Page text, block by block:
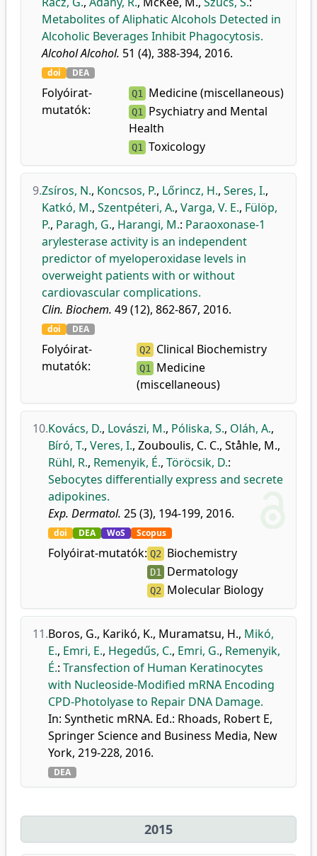
Metabolites of Aliphatic Alcohols Detected in
Alcoholic Beverages Inhibit Phagocytosis.
Alcohol Alcohol. 51 (4), 388-394, 2016.
doi DEA
Folyóirat-
mutatók:
Q1 Medicine (miscellaneous)
Q1
Psychiatry and Mental
Health
Q1 Toxicology
9.Zsíros, N., Koncsos, P., Lőrincz, H., Seres, I.,
Katkó, M., Szentpéteri, A., Varga, V. E., Fülöp,
P., Paragh, G., Harangi, M.: Paraoxonase-1
arylesterase activity is an independent
predictor of myeloperoxidase levels in
overweight patients with or without
cardiovascular complications.
Clin. Biochem. 49 (12), 862-867, 2016.
doi DEA
Folyóirat-
mutatók:
Q2 Clinical Biochemistry
Q1 Medicine
(miscellaneous)
10.Kovács, D., Lovászi, M., Póliska, S., Oláh, A.,
Bíró, T., Veres, I., Zouboulis, C. C., Ståhle, M.,
Rühl, R., Remenyik, É., Töröcsik, D.:
Sebocytes differentially express and secrete
adipokines.
Exp. Dermatol. 25 (3), 194-199, 2016.
doi DEA WoS Scopus
Folyóirat-mutatók: Q2 Biochemistry
D1 Dermatology
Q2 Molecular Biology
11.Boros, G., Karikó, K., Muramatsu, H., Mikó,
E., Emri, E., Hegedűs, C., Emri, G., Remenyik,
É.: Transfection of Human Keratinocytes
with Nucleoside-Modified mRNA Encoding
CPD-Photolyase to Repair DNA Damage.
In: Synthetic mRNA. Ed.: Rhoads, Robert E,
Springer Science and Business Media, New
York, 219-228, 2016.
DEA
2015